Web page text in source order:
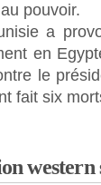
pouvoir.
a
en
le
fait six